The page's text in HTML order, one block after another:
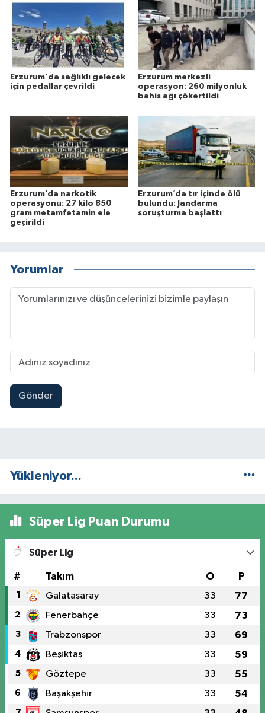
Erzurum'da sağlıklı gelecek
için pedallar çevrildi
Erzurum merkezli
operasyon: 260 milyonluk
bahis ağı çökertildi
Erzurum’da narkotik
operasyonu: 27 kilo 850
gram metamfetamin ele
geçirildi
Erzurum’da tır içinde ölü
bulundu: Jandarma
soruşturma başlattı
Yorumlar
Gönder
Yükleniyor...
Süper Lig Puan Durumu
Süper Lig
# Takım O P
1 Galatasaray 33 77
2 Fenerbahçe 33 73
3 Trabzonspor 33 69
4 Beşiktaş 33 59
5 Göztepe 33 55
6 Başakşehir 33 54